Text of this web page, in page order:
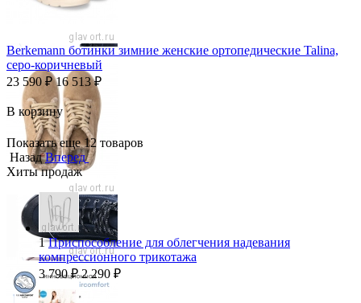
Berkemann ботинки зимние женские ортопедические Talina,
серо-коричневый
23 590 ₽ 16 513 ₽
В корзину
Показать еще 12 товаров
Назад Вперед
Хиты продаж
1 Приспособление для облегчения надевания
компрессионного трикотажа
3 790 ₽ 2 290 ₽